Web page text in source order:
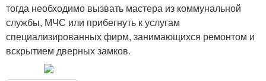
тогда необходимо вызвать мастера из коммунальной
службы, МЧС или прибегнуть к услугам
специализированных фирм, занимающихся ремонтом и
вскрытием дверных замков.